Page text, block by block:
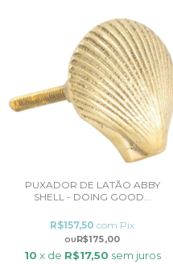
PUXADOR DE LATÃO ABBY
SHELL - DOING GOOD...
R$175,00
R$157,50 com Pix
10 x de R$17,50 sem juros